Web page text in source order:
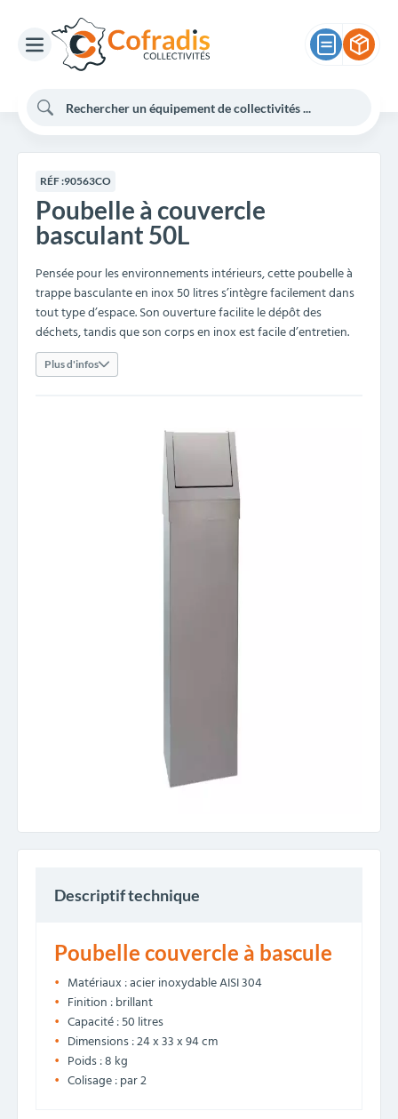
RÉF :90563CO
Poubelle à couvercle
basculant 50L
Pensée pour les environnements intérieurs, cette poubelle à
trappe basculante en inox 50 litres s’intègre facilement dans
tout type d’espace. Son ouverture facilite le dépôt des
déchets, tandis que son corps en inox est facile d’entretien.
Plus d'infos
Descriptif technique
Poubelle couvercle à bascule
Matériaux : acier inoxydable AISI 304
Finition : brillant
Capacité : 50 litres
Dimensions : 24 x 33 x 94 cm
Poids : 8 kg
Colisage : par 2